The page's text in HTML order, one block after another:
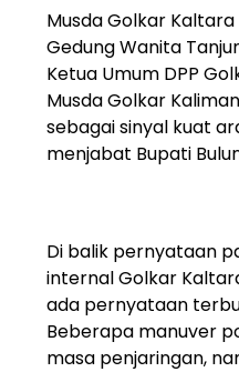
Musda Golkar
Gedung Wanita
Ketua Umum DPP
Musda Golkar
sebagai sinyal kuat
menjabat Bupati
Di balik pernyataan
internal Golkar
ada pernyataan
Beberapa manuver
masa penjaringan,